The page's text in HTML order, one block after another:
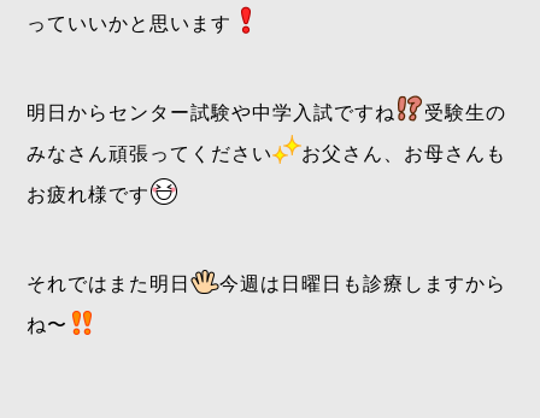
っていいかと思います
明日からセンター試験や中学入試ですね
受験生の
みなさん頑張ってください
お父さん、お母さんも
お疲れ様です
それではまた明日
今週は日曜日も診療しますから
ね〜